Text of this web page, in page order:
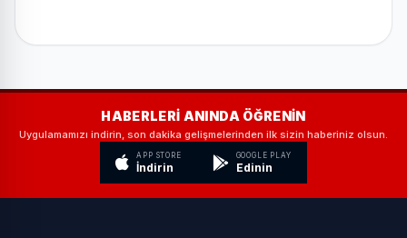
HABERLERI ANINDA ÖĞRENIN
Uygulamamızı indirin, son dakika gelişmelerinden ilk sizin haberiniz olsun.
APP STORE
İndirin
GOOGLE PLAY
Edinin